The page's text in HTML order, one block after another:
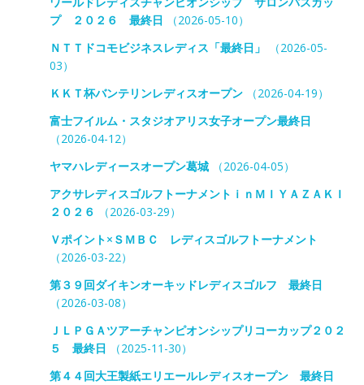
プ ２０２６ 最終日 （2026-05-10）
ＮＴＴドコモビジネスレディス「最終日」
（2026-05-
03）
ＫＫＴ杯バンテリンレディスオープン（2026-04-19）
富士フイルム・スタジオアリス女子オープン最終日
（2026-04-12）
ヤマハレディースオープン葛城（2026-04-05）
アクサレディスゴルフトーナメントｉｎＭＩＹＡＺＡＫＩ
２０２６
（2026-03-29）
Ｖポイント×ＳＭＢＣ レディスゴルフトーナメント
（2026-03-22）
第３９回ダイキンオーキッドレディスゴルフ 最終日
（2026-03-08）
ＪＬＰＧＡツアーチャンピオンシップリコーカップ２０２
５ 最終日 （2025-11-30）
第４４回大王製紙エリエールレディスオープン 最終日